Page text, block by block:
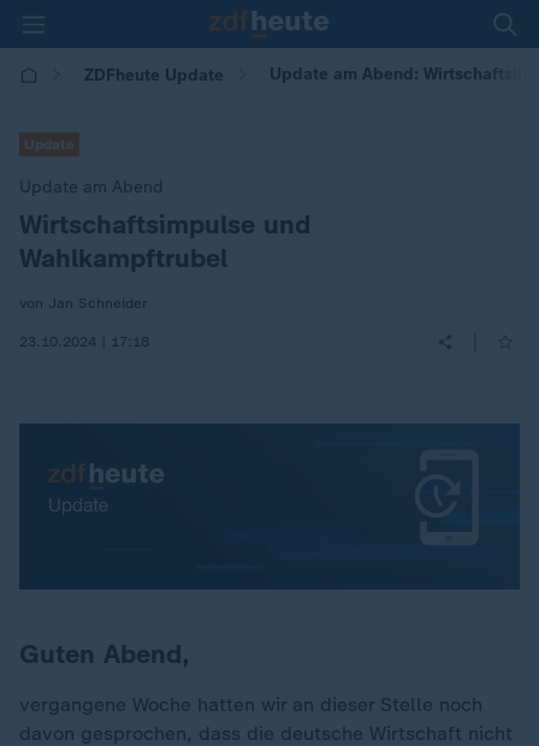
ZDFheute Update Update am Abend:
Update
Update am Abend
:
Wirtschaftsimpulse und
Wahlkampftrubel
von Jan Schneider
23.10.2024 | 17:18
Guten Abend,
vergangene Woche hatten wir an dieser Stelle noch
davon gesprochen, dass die deutsche Wirtschaft nicht